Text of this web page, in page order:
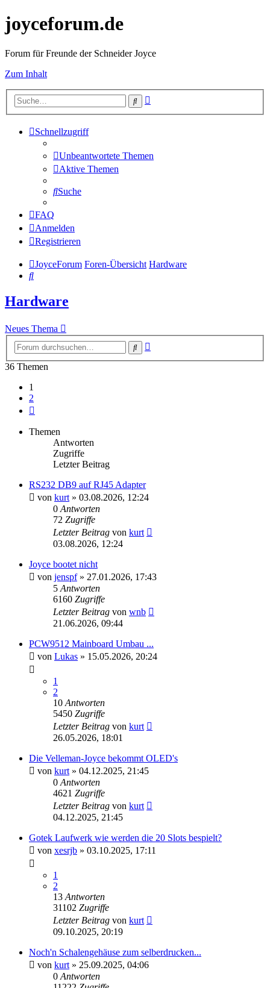
joyceforum.de
Forum für Freunde der Schneider Joyce
Zum Inhalt
Suche
Schnellzugriff
Unbeantwortete Themen
Aktive Themen
Suche
FAQ
Anmelden
Registrieren
JoyceForum Foren-Übersicht Hardware
Suche
Hardware
Neues Thema
Suche
36 Themen
1
2
Themen
Antworten
Zugriffe
Letzter Beitrag
RS232 DB9 auf RJ45 Adapter
von kurt » 03.08.2026, 12:24
0 Antworten
72 Zugriffe
Letzter Beitrag von kurt
03.08.2026, 12:24
Joyce bootet nicht
von jenspf» 27.01.2026, 17:43
5 Antworten
6160 Zugriffe
Letzter Beitrag von wnb
21.06.2026, 09:44
PCW9512 Mainboard Umbau ...
von Lukas » 15.05.2026, 20:24
1
2
10 Antworten
5450 Zugriffe
Letzter Beitrag von kurt
26.05.2026, 18:01
Die Velleman-Joyce bekommt OLED's
von kurt » 04.12.2025, 21:45
0 Antworten
4621 Zugriffe
Letzter Beitrag von kurt
04.12.2025, 21:45
Gotek Laufwerk wie werden die 20 Slots bespielt?
von xesrjb » 03.10.2025, 17:11
1
2
13 Antworten
31102 Zugriffe
Letzter Beitrag von kurt
09.10.2025, 20:19
Noch'n Schalengehäuse zum selberdrucken...
von kurt » 25.09.2025, 04:06
0 Antworten